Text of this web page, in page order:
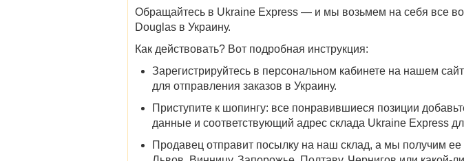
Обращайтесь в Ukraine Express — и мы возьмем на себя все
Douglas в Украину.
Как действовать? Вот подробная инструкция:
Зарегистрируйтесь в персональном кабинете на нашем
для отправления заказов в Украину.
Приступите к шопингу: все понравившиеся позиции
данные и соответствующий адрес склада Ukraine Express
Продавец отправит посылку на наш склад, а мы получим ее